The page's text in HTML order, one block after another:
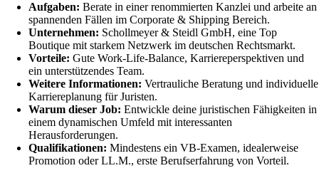
Aufgaben: Berate in einer renommierten Kanzlei und arbeite an
spannenden Fällen im Corporate & Shipping Bereich.
Unternehmen: Schollmeyer & Steidl GmbH, eine Top
Boutique mit starkem Netzwerk im deutschen Rechtsmarkt.
Vorteile: Gute Work-Life-Balance, Karriereperspektiven und
ein unterstützendes Team.
Weitere Informationen: Vertrauliche Beratung und individuelle
Karriereplanung für Juristen.
Warum dieser Job: Entwickle deine juristischen Fähigkeiten in
einem dynamischen Umfeld mit interessanten
Herausforderungen.
Qualifikationen: Mindestens ein VB-Examen, idealerweise
Promotion oder LL.M., erste Berufserfahrung von Vorteil.